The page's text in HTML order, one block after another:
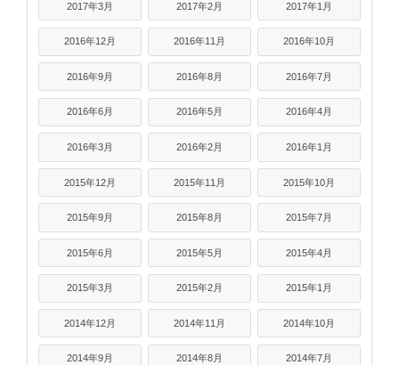
2017年3月 2017年2月 2017年1月
2016年12月 2016年11月 2016年10月
2016年9月 2016年8月 2016年7月
2016年6月 2016年5月 2016年4月
2016年3月 2016年2月 2016年1月
2015年12月 2015年11月 2015年10月
2015年9月 2015年8月 2015年7月
2015年6月 2015年5月 2015年4月
2015年3月 2015年2月 2015年1月
2014年12月 2014年11月 2014年10月
2014年9月 2014年8月 2014年7月